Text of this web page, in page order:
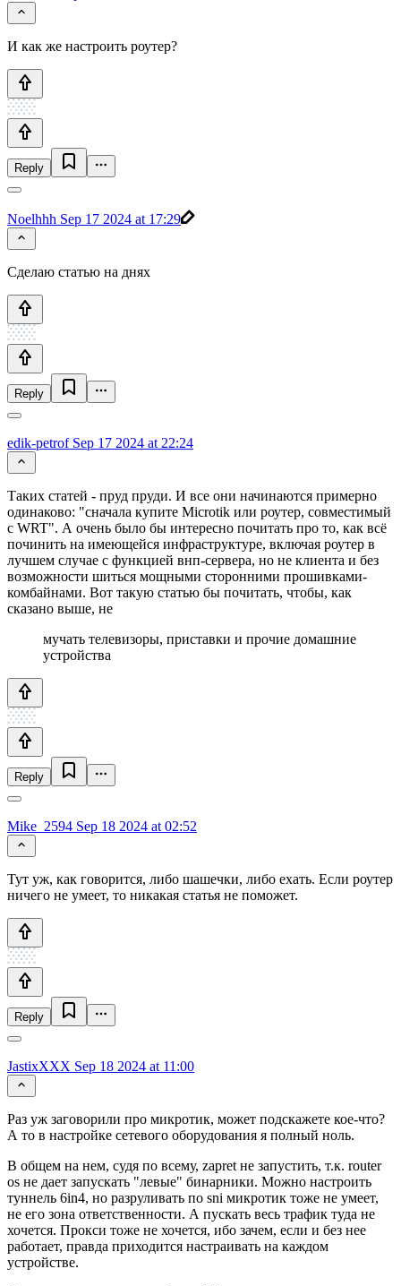
И как же настроить роутер?
Reply
Noelhhh Sep 17 2024 at 17:29
Сделаю статью на днях
Reply
edik-petrofSep 17 2024 at 22:24
Таких статей - пруд пруди. И все они начинаются примерно
одинаково: "сначала купите Microtik или роутер, совместимый
с WRT". А очень было бы интересно почитать про то, как всё
починить на имеющейся инфраструктуре, включая роутер в
лучшем случае с функцией внп-сервера, но не клиента и без
возможности шиться мощными сторонними прошивками-
комбайнами. Вот такую статью бы почитать, чтобы, как
сказано выше, не
мучать телевизоры, приставки и прочие домашние
устройства
Reply
Mike_2594 Sep 18 2024 at 02:52
Тут уж, как говорится, либо шашечки, либо ехать. Если роутер
ничего не умеет, то никакая статья не поможет.
Reply
JastixXXX Sep 18 2024 at 11:00
Раз уж заговорили про микротик, может подскажете кое-что?
А то в настройке сетевого оборудования я полный ноль.
В общем на нем, судя по всему, zapret не запустить, т.к. router
os не дает запускать "левые" бинарники. Можно настроить
туннель 6in4, но разруливать по sni микротик тоже не умеет,
не его зона ответственности. А пускать весь трафик туда не
хочется. Прокси тоже не хочется, ибо зачем, если и без нее
работает, правда приходится настраивать на каждом
устройстве.